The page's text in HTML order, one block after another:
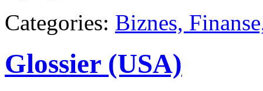
Categories: Biznes,
Glossier (USA)